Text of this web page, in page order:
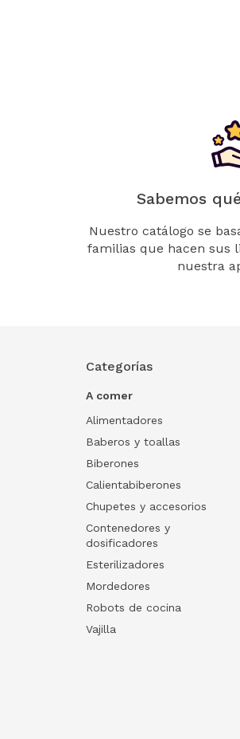
Sabemos
Nuestro catálogo se
familias que hacen sus
nuestra
Categorías
A comer
Alimentadores
Baberos y toallas
Biberones
Calientabiberones
Chupetes y accesorios
Contenedores y
dosificadores
Esterilizadores
Mordedores
Robots de cocina
Vajilla